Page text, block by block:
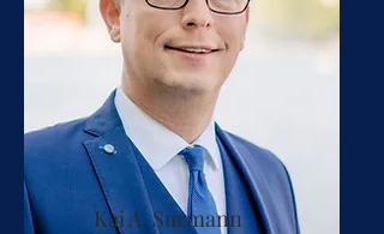
Kai A. Surmann